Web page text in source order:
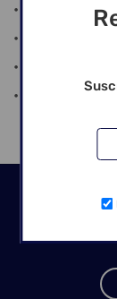
•
• Un
• Alta
• Alta